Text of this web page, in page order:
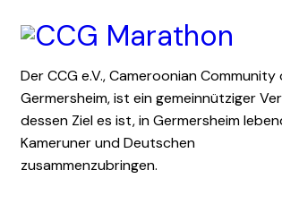
Der CCG e.V., Cameroonian Community
Germersheim, ist ein gemeinnütziger
dessen Ziel es ist, in Germersheim
Kameruner und Deutschen
zusammenzubringen.